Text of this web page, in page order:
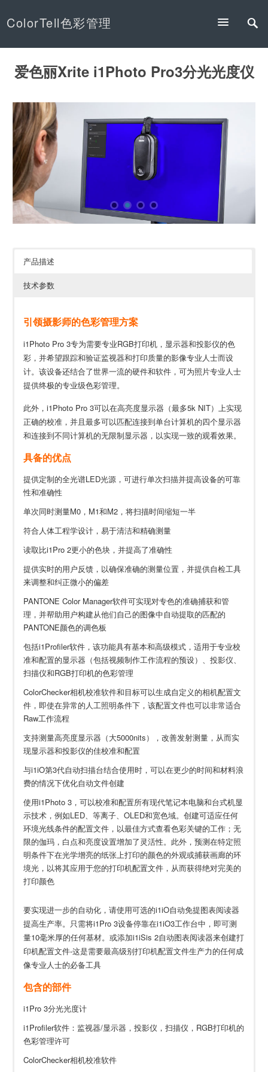
ColorTell色彩管理
爱色丽Xrite i1Photo Pro3分光光度仪
产品描述
技术参数
引领摄影师的色彩管理方案
i1Photo Pro 3专为需要专业RGB打印机，显示器和投影仪的色
彩，并希望跟踪和验证监视器和打印质量的影像专业人士而设
计。该设备还结合了世界一流的硬件和软件，可为照片专业人士
提供终极的专业级色彩管理。
此外，i1Photo Pro 3可以在高亮度显示器（最多5k NIT）上实现
正确的校准，并且最多可以匹配连接到单台计算机的四个显示器
和连接到不同计算机的无限制显示器，以实现一致的观看效果。
具备的优点
提供定制的全光谱LED光源，可进行单次扫描并提高设备的可靠
性和准确性
单次同时测量M0，M1和M2，将扫描时间缩短一半
符合人体工程学设计，易于清洁和精确测量
读取比i1Pro 2更小的色块，并提高了准确性
提供实时的用户反馈，以确保准确的测量位置，并提供自检工具
来调整和纠正微小的偏差
PANTONE Color Manager软件可实现对专色的准确捕获和管
理，并帮助用户构建从他们自己的图像中自动提取的匹配的
PANTONE颜色的调色板
包括i1Profiler软件，该功能具有基本和高级模式，适用于专业校
准和配置的显示器（包括视频制作工作流程的预设）、投影仪、
扫描仪和RGB打印机的色彩管理
ColorChecker相机校准软件和目标可以生成自定义的相机配置文
件，即使在异常的人工照明条件下，该配置文件也可以非常适合
Raw工作流程
支持测量高亮度显示器（大5000nits），改善发射测量，从而实
现显示器和投影仪的佳校准和配置
与i1iO第3代自动扫描台结合使用时，可以在更少的时间和材料浪
费的情况下优化自动文件创建
使用i1Photo 3，可以校准和配置所有现代笔记本电脑和台式机显
示技术，例如LED、等离子、OLED和宽色域。创建可适应任何
环境光线条件的配置文件，以最佳方式查看色彩关键的工作；无
限的伽玛，白点和亮度设置增加了灵活性。此外，预测在特定照
明条件下在光学增亮的纸张上打印的颜色的外观或捕获画廊的环
境光，以将其应用于您的打印机配置文件，从而获得绝对完美的
打印颜色
要实现进一步的自动化，请使用可选的i1iO自动免提图表阅读器
提高生产率。只需将i1Pro 3设备停靠在i1iO3工作台中，即可测
量10毫米厚的任何基材。或添加i1iSis 2自动图表阅读器来创建打
印机配置文件-这是需要最高级别打印机配置文件生产力的任何成
像专业人士的必备工具
包含的部件
i1Pro 3分光光度计
i1Profiler软件：监视器/显示器，投影仪，扫描仪，RGB打印机的
色彩管理许可
ColorChecker相机校准软件